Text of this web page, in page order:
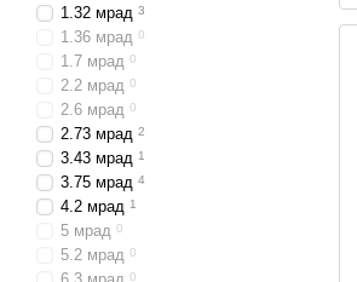
1.32 мрад 3
1.36 мрад 0
1.7 мрад 0
2.2 мрад 0
2.6 мрад 0
2.73 мрад 2
3.43 мрад 1
3.75 мрад 4
4.2 мрад 1
5 мрад 0
5.2 мрад 0
0